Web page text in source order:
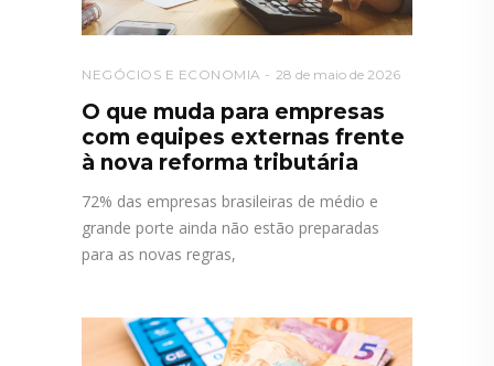
NEGÓCIOS E ECONOMIA 28 de maio de 2026
O que muda para empresas
com equipes externas frente
à nova reforma tributária
72% das empresas brasileiras de médio e
grande porte ainda não estão preparadas
para as novas regras,